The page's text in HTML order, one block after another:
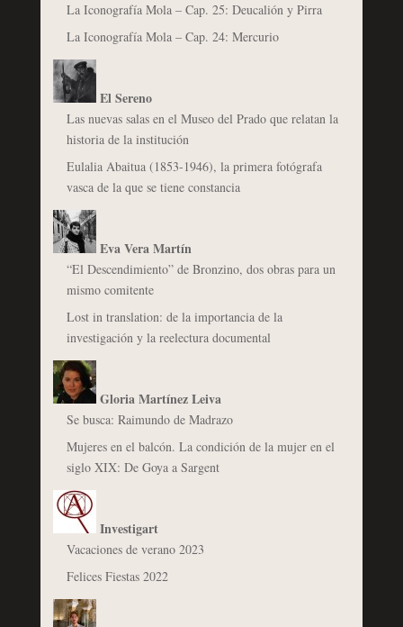
La Iconografía Mola – Cap. 25: Deucalión y Pirra
La Iconografía Mola – Cap. 24: Mercurio
El Sereno
Las nuevas salas en el Museo del Prado que relatan la
historia de la institución
Eulalia Abaitua (1853-1946), la primera fotógrafa
vasca de la que se tiene constancia
Eva Vera Martín
“El Descendimiento” de Bronzino, dos obras para un
mismo comitente
Lost in translation: de la importancia de la
investigación y la reelectura documental
Gloria Martínez Leiva
Se busca: Raimundo de Madrazo
Mujeres en el balcón. La condición de la mujer en el
siglo XIX: De Goya a Sargent
Investigart
Vacaciones de verano 2023
Felices Fiestas 2022